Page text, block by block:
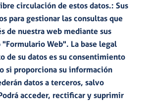
circulación de estos datos.: Sus
para gestionar las consultas que
de nuestra web mediante sus
Web". La base legal
de su datos es su consentimiento
si proporciona su información
datos a terceros, salvo
acceder, rectificar y suprimir